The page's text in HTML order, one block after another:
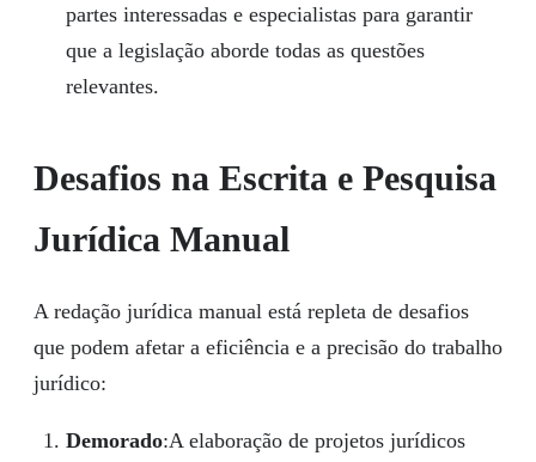
partes interessadas e especialistas para garantir
que a legislação aborde todas as questões
relevantes.
Desafios na Escrita e Pesquisa
Jurídica Manual
A redação jurídica manual está repleta de desafios
que podem afetar a eficiência e a precisão do trabalho
jurídico:
Demorado:A elaboração de projetos jurídicos